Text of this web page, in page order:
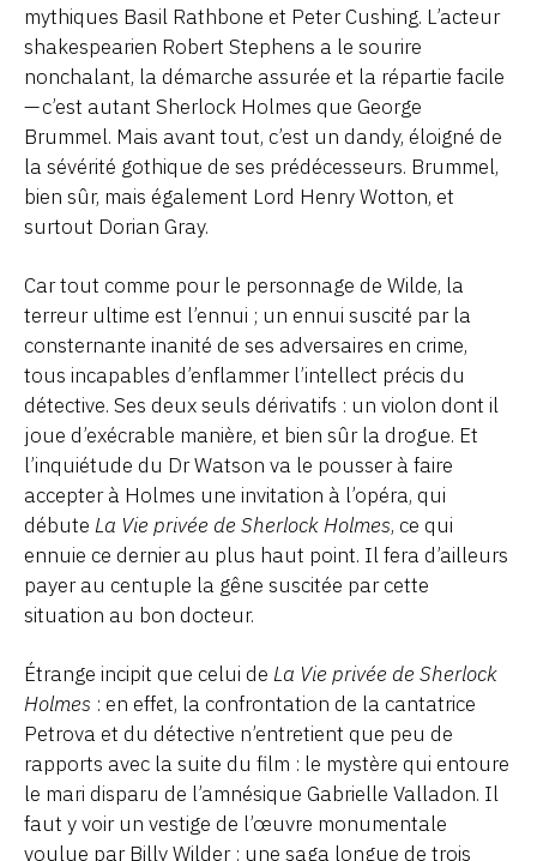
mythiques Basil Rathbone et Peter Cushing. L’acteur
shakespearien Robert Stephens a le sourire
nonchalant, la démarche assurée et la répartie facile
— c’est autant Sherlock Holmes que George
Brummel. Mais avant tout, c’est un dandy, éloigné de
la sévérité gothique de ses prédécesseurs. Brummel,
bien sûr, mais également Lord Henry Wotton, et
surtout Dorian Gray.
Car tout comme pour le personnage de Wilde, la
terreur ultime est l’ennui ; un ennui suscité par la
consternante inanité de ses adversaires en crime,
tous incapables d’enflammer l’intellect précis du
détective. Ses deux seuls dérivatifs : un violon dont il
joue d’exécrable manière, et bien sûr la drogue. Et
l’inquiétude du Dr Watson va le pousser à faire
accepter à Holmes une invitation à l’opéra, qui
débute La Vie privée de Sherlock Holmes, ce qui
ennuie ce dernier au plus haut point. Il fera d’ailleurs
payer au centuple la gêne suscitée par cette
situation au bon docteur.
Étrange incipit que celui de La Vie privée de Sherlock
Holmes : en effet, la confrontation de la cantatrice
Petrova et du détective n’entretient que peu de
rapports avec la suite du film : le mystère qui entoure
le mari disparu de l’amnésique Gabrielle Valladon. Il
faut y voir un vestige de l’œuvre monumentale
voulue par Billy Wilder : une saga longue de trois